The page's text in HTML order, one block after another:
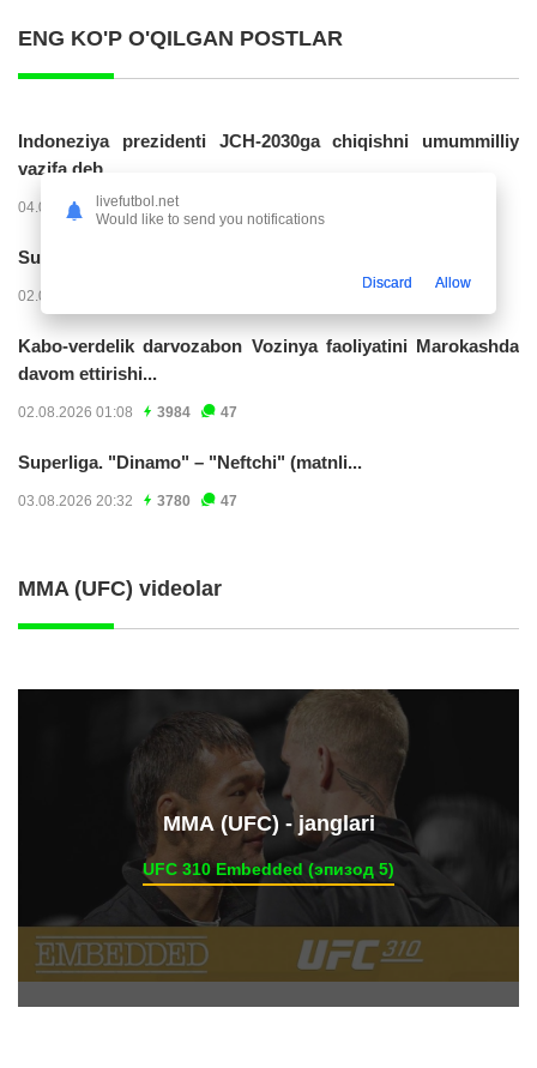
ENG KO'P O'QILGAN POSTLAR
Indoneziya prezidenti JCH-2030ga chiqishni umummilliy
vazifa deb...
04.08.2026 02:11 14286
Superliga. “Buxoro” - “Lokomotiv”...
02.08.2026 03:08
Kabo-verdelik darvozabon Vozinya faoliyatini Marokashda
davom ettirishi...
02.08.2026 01:08 3984 47
Superliga. "Dinamo" – "Neftchi" (matnli...
03.08.2026 20:32 3780 47
MMA (UFC) videolar
ММА (UFC) - janglari
UFC 310 Embedded (эпизод 5)
livefutbol.net
Would like to send you notifications
Discard Allow